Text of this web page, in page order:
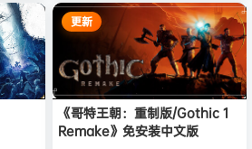
更新
《哥特王朝：重制版/Gothic 1
Remake》免安装中文版